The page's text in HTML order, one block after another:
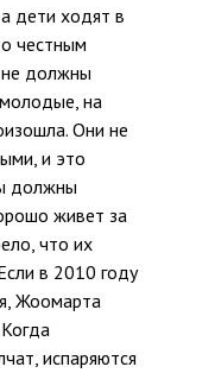
дети ходят в
честным
не должны
на
Они не
и это
должны
живет за
что их
в 2010 году
Жоомарта
испаряются